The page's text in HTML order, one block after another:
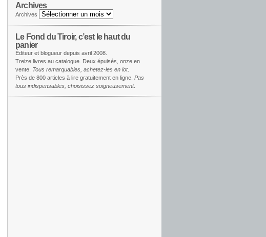
Archives
Archives
Le Fond du Tiroir, c’est le haut du
panier
Éditeur et blogueur depuis avril 2008.
Treize livres au catalogue. Deux épuisés, onze en
vente. Tous remarquables, achetez-les en lot.
Près de 800 articles à lire gratuitement en ligne. Pas
tous indispensables, choisissez soigneusement.